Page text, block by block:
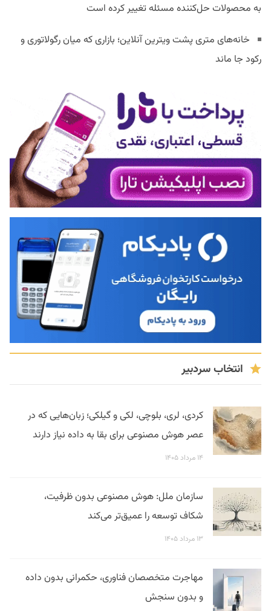
به محصولات حل‌کننده مسئله تغییر کرده است
خانه‌های متری پشت ویترین آنلاین؛ بازاری که میان رگولاتوری و
رکود جا ماند
انتخاب سردبیر
کردی، لری، بلوچی، لکی و گیلکی؛ زبان‌هایی که در
عصر هوش مصنوعی برای بقا به داده نیاز دارند
۱۴ مرداد ۱۴۰۵
سازمان ملل: هوش مصنوعی بدون ظرفیت،
شکاف توسعه را عمیق‌تر می‌کند
۱۳ مرداد ۱۴۰۵
مهاجرت متخصصان فناوری، حکمرانی بدون داده
و بدون سنجش